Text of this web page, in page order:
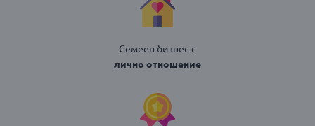
Семеен бизнес с
лично отношение